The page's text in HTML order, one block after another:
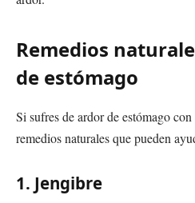
Remedios
de estómago
Si sufres de ardor de estómago
remedios naturales que pueden
1. Jengibre